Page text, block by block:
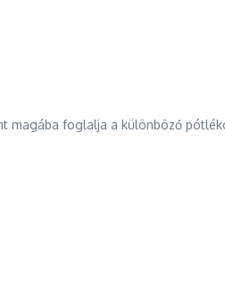
magába foglalja a különböző